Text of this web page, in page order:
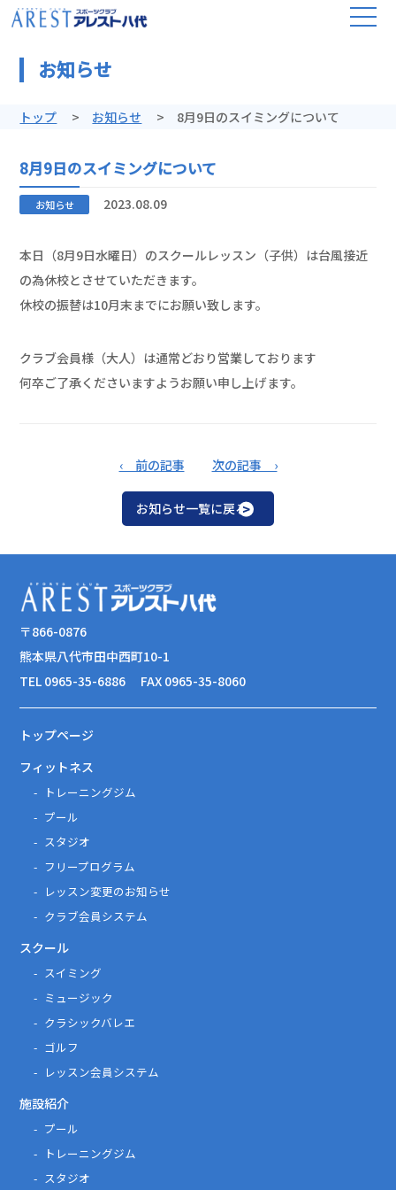
お知らせ
トップ お知らせ 8月9日のスイミングについて
8月9日のスイミングについて
お知らせ 2023.08.09
本日（8月9日水曜日）のスクールレッスン（子供）は台風接近
の為休校とさせていただきます。
休校の振替は10月末までにお願い致します。
クラブ会員様（大人）は通常どおり営業しております
何卒ご了承くださいますようお願い申し上げます。
‹ 前の記事 次の記事 ›
お知らせ一覧に戻る
〒866-0876
熊本県八代市田中西町10-1
TEL 0965-35-6886
FAX 0965-35-8060
トップページ
フィットネス
トレーニングジム
プール
スタジオ
フリープログラム
レッスン変更のお知らせ
クラブ会員システム
スクール
スイミング
ミュージック
クラシックバレエ
ゴルフ
レッスン会員システム
施設紹介
プール
トレーニングジム
スタジオ